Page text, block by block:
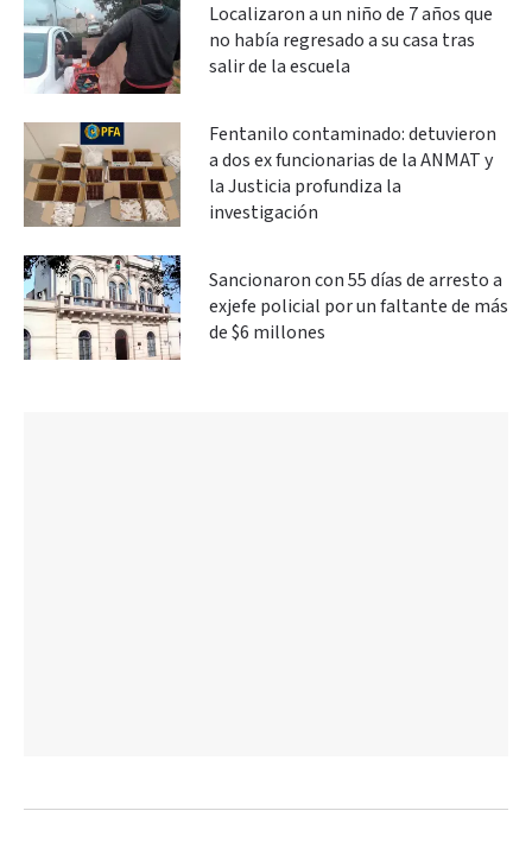
Localizaron a un niño de 7 años que
no había regresado a su casa tras
salir de la escuela
Fentanilo contaminado: detuvieron
a dos ex funcionarias de la ANMAT y
la Justicia profundiza la
investigación
Sancionaron con 55 días de arresto a
exjefe policial por un faltante de más
de $6 millones